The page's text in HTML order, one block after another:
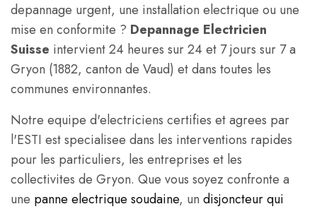
depannage urgent, une installation electrique ou une
mise en conformite ? Depannage Electricien
Suisse intervient 24 heures sur 24 et 7 jours sur 7 a
Gryon (1882, canton de Vaud) et dans toutes les
communes environnantes.
Notre equipe d'electriciens certifies et agrees par
l'ESTI est specialisee dans les interventions rapides
pour les particuliers, les entreprises et les
collectivites de Gryon. Que vous soyez confronte a
une panne electrique soudaine, un disjoncteur qui